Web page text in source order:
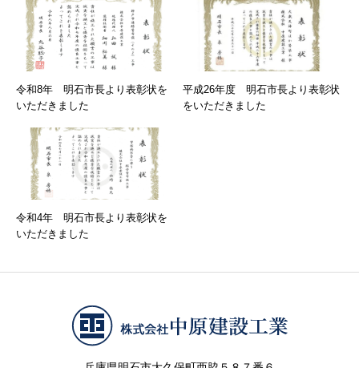
令和8年 明石市長より表彰状を
いただきました
平成26年度 明石市長より表彰状
をいただきました
令和4年 明石市長より表彰状を
いただきました